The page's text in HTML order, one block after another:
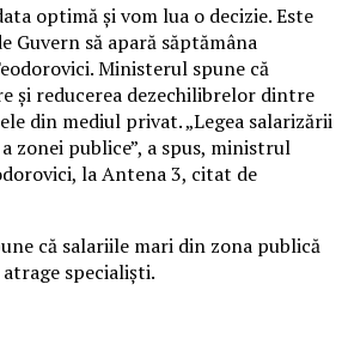
optimă şi vom lua o decizie. Este
Guvern să apară săptămâna
Ministerul spune că
şi reducerea dezechilibrelor dintre
din mediul privat. „Legea salarizării
zonei publice”, a spus, ministrul
la Antena 3, citat de
că salariile mari din zona publică
specialişti.